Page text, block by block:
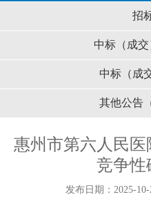
招
中标（成
中标（成
其他公告
惠州市第六人民
竞争性
发布日期：2025-10-